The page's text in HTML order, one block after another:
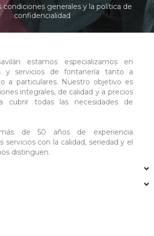
condiciones generales y la política de
confidencialidad
estamos especializamos en
y servicios de fontanería tanto a
a particulares. Nuestro objetivo es
integrales, de calidad y a precios
cubrir todas las necesidades de
de 50 años de experiencia
servicios con la calidad, seriedad y el
distinguen.